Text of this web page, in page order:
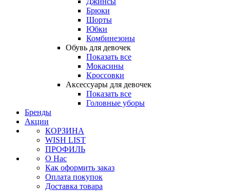
Брюки
Шорты
Юбки
Комбинезоны
Обувь для девочек
Показать все
Мокасины
Кроссовки
Аксессуары для девочек
Показать все
Головные уборы
Бренды
Акции
КОРЗИНА
WISH LIST
ПРОФИЛЬ
О Нас
Как оформить заказ
Оплата покупок
Доставка товара